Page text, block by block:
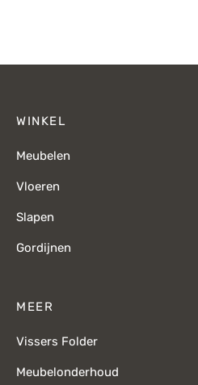
WINKEL
Meubelen
Vloeren
Slapen
Gordijnen
MEER
Vissers Folder
Meubelonderhoud